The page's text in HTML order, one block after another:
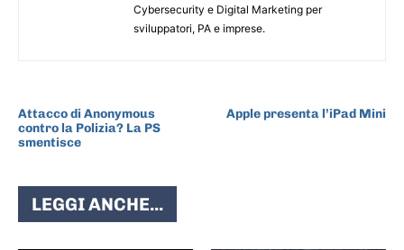
Cybersecurity e Digital Marketing per
sviluppatori, PA e imprese.
Attacco di Anonymous
contro la Polizia? La PS
smentisce
Apple presenta l’iPad Mini
LEGGI ANCHE...